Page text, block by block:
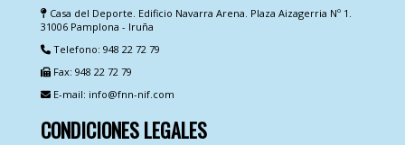
Casa del Deporte. Edificio Navarra Arena. Plaza Aizagerria Nº 1.
31006 Pamplona - Iruña
Telefono: 948 22 72 79
Fax: 948 22 72 79
E-mail: info@fnn-nif.com
CONDICIONES LEGALES